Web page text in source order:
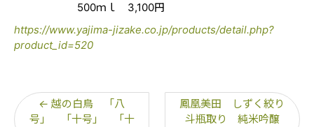
500ｍｌ 3,100円
https://www.yajima-jizake.co.jp/products/detail.php?
product_id=520
← 越の白鳥 「八
号」 「十号」 「十
鳳凰美田 しずく絞り
斗瓶取り 純米吟醸